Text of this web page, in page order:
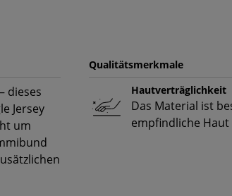
dieses
Jersey
um
Qualitätsmerkmale
Hautverträglichkeit
Das Material ist
empfindliche Haut